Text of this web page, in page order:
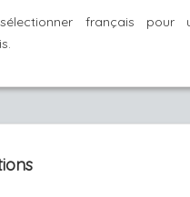
sélectionner français pour